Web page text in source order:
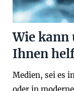
Wie kann
Ihnen
Medien, sei es